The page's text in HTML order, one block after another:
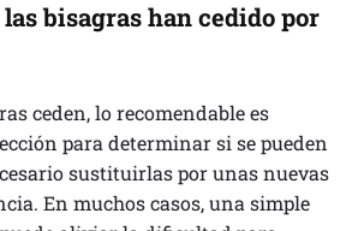
bisagras han cedido por
ceden, lo recomendable es
para determinar si se pueden
sustituirlas por unas nuevas
En muchos casos, una simple